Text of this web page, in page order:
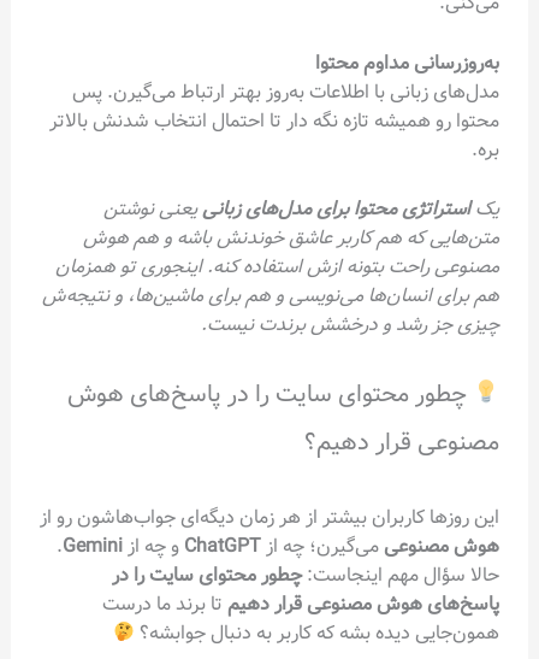
به‌روزرسانی مداوم محتوا
مدل‌های زبانی با اطلاعات به‌روز بهتر ارتباط می‌گیرن. پس
محتوا رو همیشه تازه نگه دار تا احتمال انتخاب شدنش بالاتر
بره.
یکاستراتژی محتوا برای مدل‌های زبانییعنی نوشتن
متن‌هایی که هم کاربر عاشق خوندنش باشه و هم هوش
مصنوعی راحت بتونه ازش استفاده کنه. اینجوری تو همزمان
هم برای انسان‌ها می‌نویسی و هم برای ماشین‌ها، و نتیجه‌ش
چیزی جز رشد و درخشش برندت نیست.
چطور محتوای سایت را در پاسخ‌های هوش
مصنوعی قرار دهیم؟
این روزها کاربران بیشتر از هر زمان دیگه‌ای جواب‌هاشون رو از
هوش مصنوعی می‌گیرن؛ چه از ChatGPT و چه از Gemini
.
حالا سؤال مهم اینجاست:چطور محتوای سایت را در
پاسخ‌های هوش مصنوعی قرار دهیمتا برند ما درست
همون‌جایی دیده بشه که کاربر به دنبال جوابشه؟